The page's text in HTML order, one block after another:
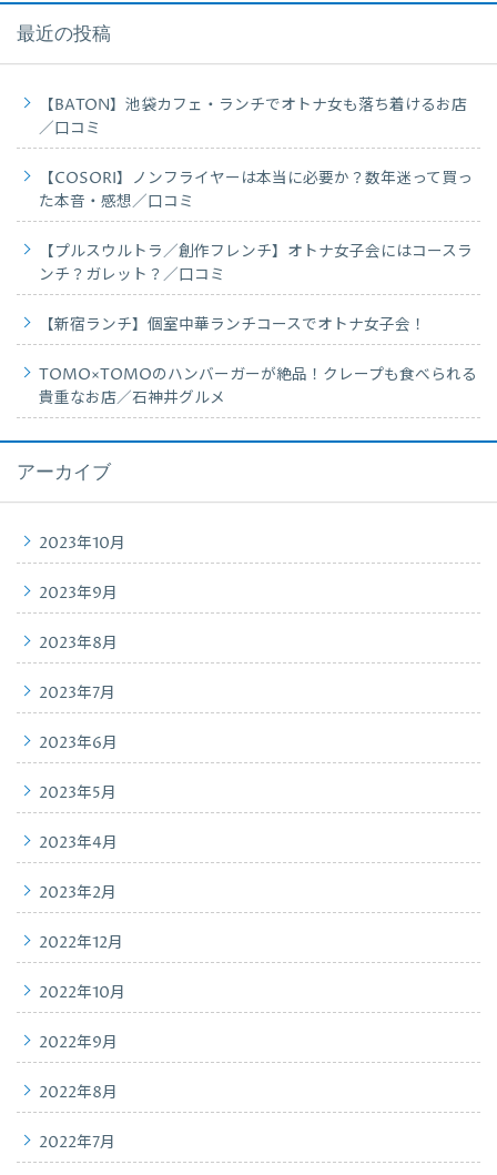
最近の投稿
【BATON】池袋カフェ・ランチでオトナ女も落ち着けるお店
／口コミ
【COSORI】ノンフライヤーは本当に必要か？数年迷って買っ
た本音・感想／口コミ
【プルスウルトラ／創作フレンチ】オトナ女子会にはコースラ
ンチ？ガレット？／口コミ
【新宿ランチ】個室中華ランチコースでオトナ女子会！
TOMO×TOMOのハンバーガーが絶品！クレープも食べられる
貴重なお店／石神井グルメ
アーカイブ
2023年10月
2023年9月
2023年8月
2023年7月
2023年6月
2023年5月
2023年4月
2023年2月
2022年12月
2022年10月
2022年9月
2022年8月
2022年7月